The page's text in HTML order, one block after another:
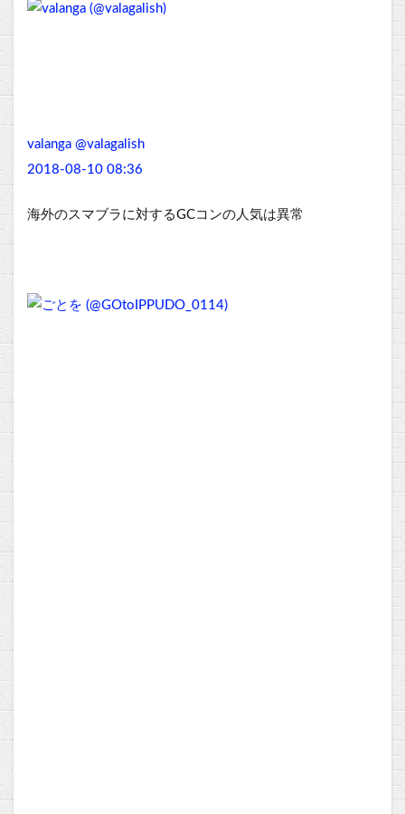
valanga @valagalish
2018-08-10 08:36
海外のスマブラに対するGCコンの人気は異常